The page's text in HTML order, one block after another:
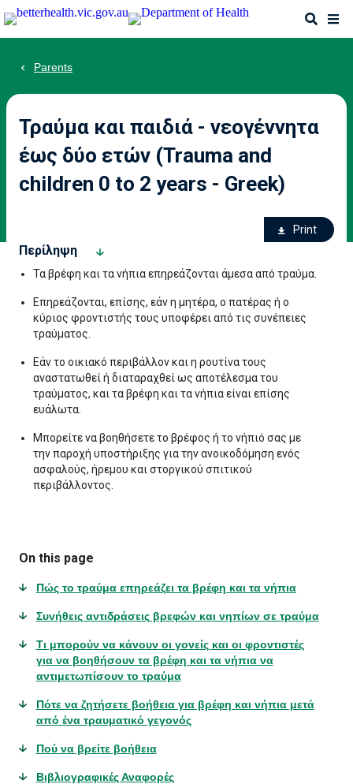
Skip
to
Search
Parents
Τραύμα και παιδιά - νεογέννητα
έως δύο ετών (Trauma and
children 0 to 2 years - Greek)
Print
Περίληψη
Τα βρέφη και τα νήπια επηρεάζονται άμεσα από τραύμα.
Επηρεάζονται, επίσης, εάν η μητέρα, ο πατέρας ή ο
κύριος φροντιστής τους υποφέρει από τις συνέπειες
τραύματος.
Εάν το οικιακό περιβάλλον και η ρουτίνα τους
αναστατωθεί ή διαταραχθεί ως αποτέλεσμα του
τραύματος, και τα βρέφη και τα νήπια είναι επίσης
ευάλωτα.
Μπορείτε να βοηθήσετε το βρέφος ή το νήπιό σας με
την παροχή υποστήριξης για την ανοικοδόμηση ενός
ασφαλούς, ήρεμου και στοργικού σπιτικού
περιβάλλοντος.
On this page
Πώς το τραύμα επηρεάζει τα βρέφη και τα νήπια
Συνήθεις αντιδράσεις βρεφών και νηπίων σε τραύμα
Τι μπορούν να κάνουν οι γονείς και οι φροντιστές
για να βοηθήσουν τα βρέφη και τα νήπια να
αντιμετωπίσουν το τραύμα
Πότε να ζητήσετε βοήθεια για βρέφη και νήπια μετά
από ένα τραυματικό γεγονός
Πού να βρείτε βοήθεια
Βιβλιογραφικές Αναφορές